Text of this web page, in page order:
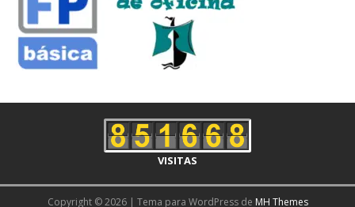
VISITAS
Copyright © 2026 | Tema para WordPress de MH Themes